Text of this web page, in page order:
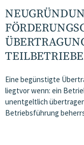
Eine begünstigte
liegtvor wenn: ein
unentgeltlich
Betriebsführung